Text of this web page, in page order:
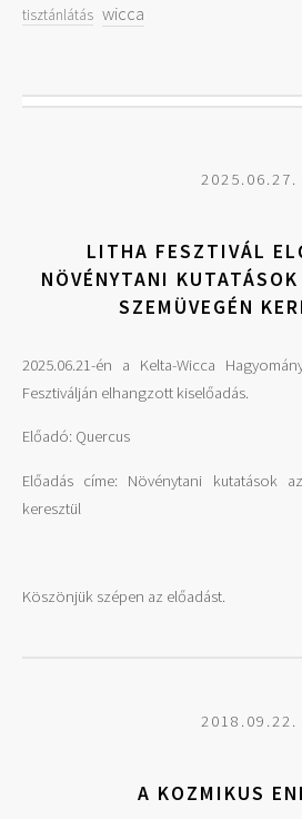
tisztánlátás wicca
2025.06.27.
LITHA FESZTIVÁL
NÖVÉNYTANI
SZEMÜVEGÉN
2025.06.21-én a Kelta-Wicca
Fesztiválján elhangzott kiselőadás.
Előadó: Quercus
Előadás címe: Növénytani kutatások
keresztül
Köszönjük szépen az előadást.
2018.09.22.
A KOZMIKUS